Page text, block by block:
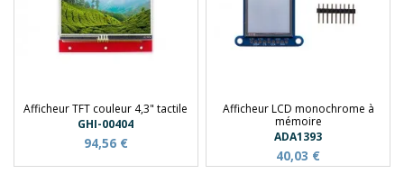
Afficheur TFT couleur 4,3" tactile
GHI-00404
94,56 €
Afficheur LCD monochrome à
mémoire
ADA1393
40,03 €